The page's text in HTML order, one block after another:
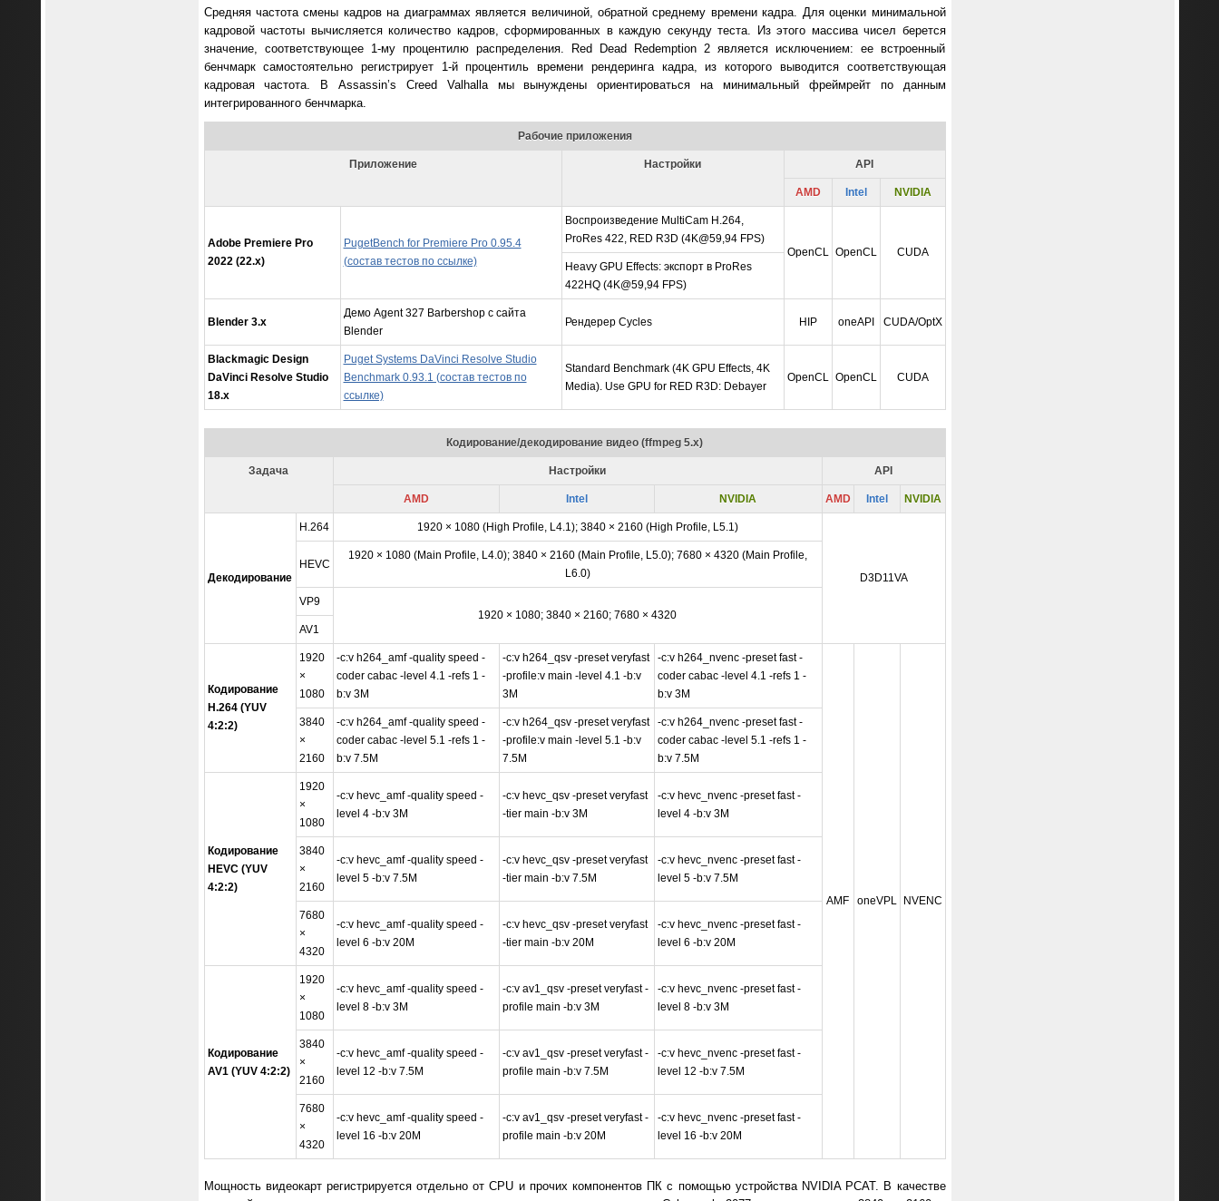
Средняя частота смены кадров на диаграммах является величиной, обратной среднему времени кадра. Для оценки минимальной
кадровой частоты вычисляется количество кадров, сформированных в каждую секунду теста. Из этого массива чисел берется
значение, соответствующее 1-му процентилю распределения. Red Dead Redemption 2 является исключением: ее встроенный
бенчмарк самостоятельно регистрирует 1-й процентиль времени рендеринга кадра, из которого выводится соответствующая
кадровая частота. В Assassin’s Creed Valhalla мы вынуждены ориентироваться на минимальный фреймрейт по данным
интегрированного бенчмарка.
Рабочие приложения
Приложение Настройки API
AMD Intel NVIDIA
Adobe Premiere Pro
2022 (22.x)
PugetBench for Premiere Pro 0.95.4
(состав тестов по ссылке)
Воспроизведение MultiCam H.264,
ProRes 422, RED R3D (4K@59,94 FPS)
OpenCL OpenCL
CUDA
Heavy GPU Effects: экспорт в ProRes
422HQ (4K@59,94 FPS)
Blender 3.x
Демо Agent 327 Barbershop с сайта
Blender
Рендерер Cycles HIP oneAPI CUDA/OptX
Blackmagic Design
DaVinci Resolve Studio
18.x
Puget Systems DaVinci Resolve Studio
Benchmark 0.93.1 (состав тестов по
ссылке)
Standard Benchmark (4K GPU Effects, 4K
Media). Use GPU for RED R3D: Debayer
OpenCL OpenCL CUDA
Кодирование/декодирование видео (ffmpeg 5.x)
Задача Настройки API
AMD Intel NVIDIA AMD Intel NVIDIA
Декодирование
H.264 1920 × 1080 (High Profile, L4.1); 3840 × 2160 (High Profile, L5.1)
D3D11VA
HEVC
1920 × 1080 (Main Profile, L4.0); 3840 × 2160 (Main Profile, L5.0); 7680 × 4320 (Main Profile,
L6.0)
VP9
1920 × 1080; 3840 × 2160; 7680 × 4320
AV1
Кодирование
H.264 (YUV
4:2:2)
1920
×
1080
-c:v h264_amf -quality speed -
coder cabac -level 4.1 -refs 1 -
b:v 3M
-c:v h264_qsv -preset veryfast
-profile:v main -level 4.1 -b:v
3M
-c:v h264_nvenc -preset fast -
coder cabac -level 4.1 -refs 1 -
b:v 3M
AMF oneVPL NVENC
3840
×
2160
-c:v h264_amf -quality speed -
coder cabac -level 5.1 -refs 1 -
b:v 7.5M
-c:v h264_qsv -preset veryfast
-profile:v main -level 5.1 -b:v
7.5M
-c:v h264_nvenc -preset fast -
coder cabac -level 5.1 -refs 1 -
b:v 7.5M
Кодирование
HEVC (YUV
4:2:2)
1920
×
1080
-c:v hevc_amf -quality speed -
level 4 -b:v 3M
-c:v hevc_qsv -preset veryfast
-tier main -b:v 3M
-c:v hevc_nvenc -preset fast -
level 4 -b:v 3M
3840
×
2160
-c:v hevc_amf -quality speed -
level 5 -b:v 7.5M
-c:v hevc_qsv -preset veryfast
-tier main -b:v 7.5M
-c:v hevc_nvenc -preset fast -
level 5 -b:v 7.5M
7680
×
4320
-c:v hevc_amf -quality speed -
level 6 -b:v 20M
-c:v hevc_qsv -preset veryfast
-tier main -b:v 20M
-c:v hevc_nvenc -preset fast -
level 6 -b:v 20M
Кодирование
AV1 (YUV 4:2:2)
1920
×
1080
-c:v hevc_amf -quality speed -
level 8 -b:v 3M
-c:v av1_qsv -preset veryfast -
profile main -b:v 3M
-c:v hevc_nvenc -preset fast -
level 8 -b:v 3M
3840
×
2160
-c:v hevc_amf -quality speed -
level 12 -b:v 7.5M
-c:v av1_qsv -preset veryfast -
profile main -b:v 7.5M
-c:v hevc_nvenc -preset fast -
level 12 -b:v 7.5M
7680
×
4320
-c:v hevc_amf -quality speed -
level 16 -b:v 20M
-c:v av1_qsv -preset veryfast -
profile main -b:v 20M
-c:v hevc_nvenc -preset fast -
level 16 -b:v 20M
Мощность видеокарт регистрируется отдельно от CPU и прочих компонентов ПК с помощью устройства NVIDIA PCAT. В качестве